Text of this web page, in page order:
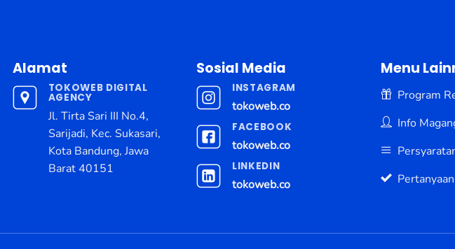
Alamat
TOKOWEB DIGITAL
AGENCY
Jl. Tirta Sari III No.4,
Sarijadi, Kec. Sukasari,
Kota Bandung, Jawa
Barat 40151
Sosial Media
INSTAGRAM
tokoweb.co
FACEBOOK
tokoweb.co
LINKEDIN
tokoweb.co
Menu
Program
Info